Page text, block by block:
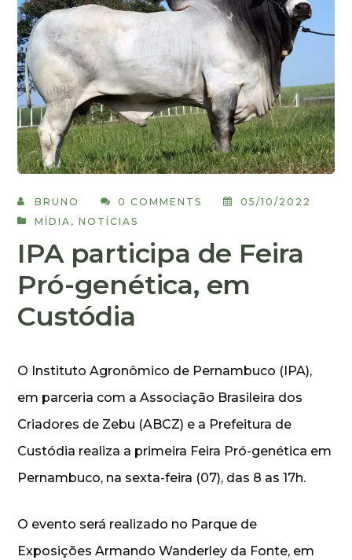
BRUNO 0 COMMENTS
05/10/2022
MÍDIA ,NOTÍCIAS
IPA participa de Feira
Pró-genética, em
Custódia
O Instituto Agronômico de Pernambuco (IPA),
em parceria com a Associação Brasileira dos
Criadores de Zebu (ABCZ) e a Prefeitura de
Custódia realiza a primeira Feira Pró-genética em
Pernambuco, na sexta-feira (07), das 8 as 17h.
O evento será realizado no Parque de
Exposições Armando Wanderley da Fonte, em